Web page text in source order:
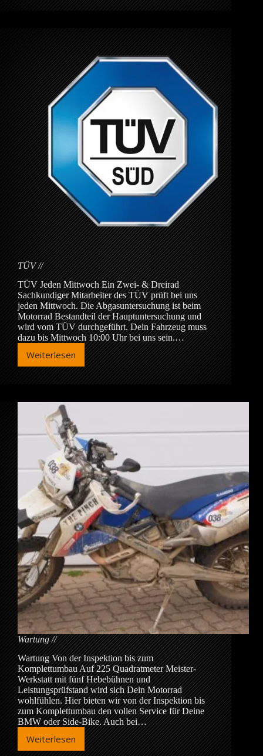
TÜV
TÜV Jeden Mittwoch Ein Zwei- & Dreirad
Sachkundiger Mitarbeiter des TÜV prüft bei uns
jeden Mittwoch. Die Abgasuntersuchung ist beim
Motorrad Bestandteil der Hauptuntersuchung und
wird vom TÜV durchgeführt. Dein Fahrzeug muss
dazu bis Mittwoch 10:00 Uhr bei uns sein.…
Weiterlesen
TÜV
Wartung
Wartung Von der Inspektion bis zum
Komplettumbau Auf 225 Quadratmeter Meister-
Werkstatt mit fünf Hebebühnen und
Leistungsprüfstand wird sich Dein Motorrad
wohlfühlen. Hier bieten wir von der Inspektion bis
zum Komplettumbau den vollen Service für Deine
BMW oder Side-Bike. Auch bei…
Weiterlesen
Wartung